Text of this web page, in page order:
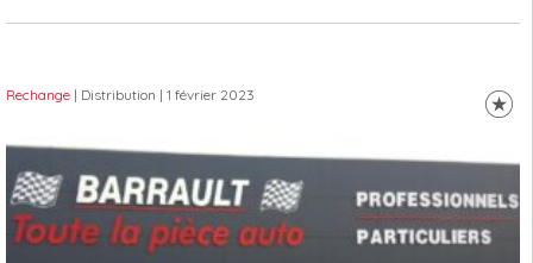
Rechange | Distribution | 1 février 2023